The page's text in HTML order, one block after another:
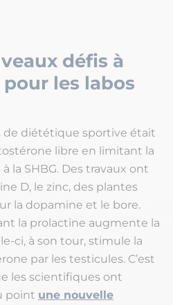
défis à
les labos
de diététique sportive était
libre en limitant la
la SHBG. Des travaux ont
D, le zinc, des plantes
la dopamine et le bore.
la prolactine augmente la
ci, à son tour, stimule la
par les testicules. C’est
les scientifiques ont
point une nouvelle